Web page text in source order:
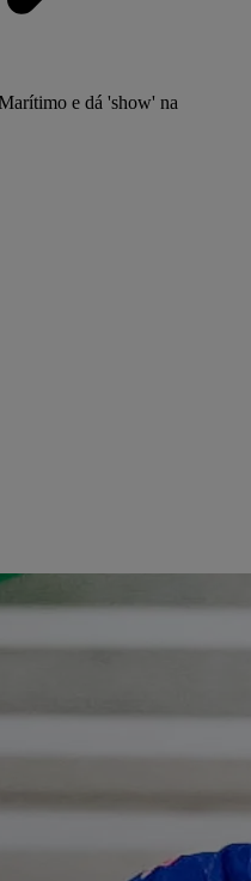
e dá 'show' na